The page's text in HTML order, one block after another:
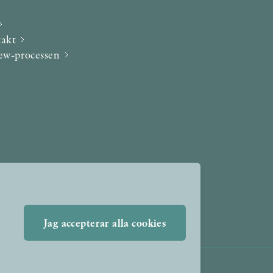
processen
Jag accepterar alla cookies